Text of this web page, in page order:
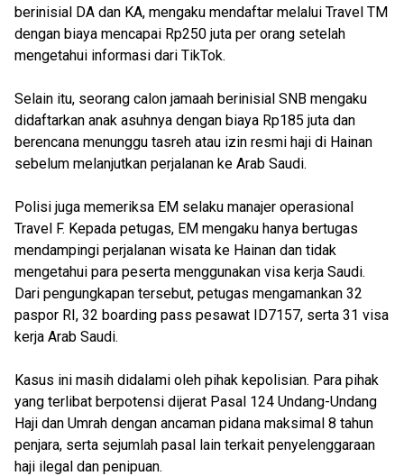
berinisial DA dan KA, mengaku mendaftar melalui Travel TM
dengan biaya mencapai Rp250 juta per orang setelah
mengetahui informasi dari TikTok.
Selain itu, seorang calon jamaah berinisial SNB mengaku
didaftarkan anak asuhnya dengan biaya Rp185 juta dan
berencana menunggu tasreh atau izin resmi haji di Hainan
sebelum melanjutkan perjalanan ke Arab Saudi.
Polisi juga memeriksa EM selaku manajer operasional
Travel F. Kepada petugas, EM mengaku hanya bertugas
mendampingi perjalanan wisata ke Hainan dan tidak
mengetahui para peserta menggunakan visa kerja Saudi.
Dari pengungkapan tersebut, petugas mengamankan 32
paspor RI, 32 boarding pass pesawat ID7157, serta 31 visa
kerja Arab Saudi.
Kasus ini masih didalami oleh pihak kepolisian. Para pihak
yang terlibat berpotensi dijerat Pasal 124 Undang-Undang
Haji dan Umrah dengan ancaman pidana maksimal 8 tahun
penjara, serta sejumlah pasal lain terkait penyelenggaraan
haji ilegal dan penipuan.